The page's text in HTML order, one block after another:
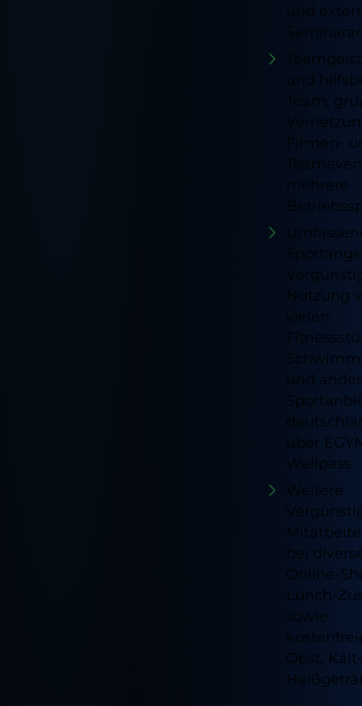
und
und
Team,
Firmen-
mehrere
Nutzung
vielen
und
über
Wellpass
Weitere
bei
Online-
Lunch-
sowie
Obst,